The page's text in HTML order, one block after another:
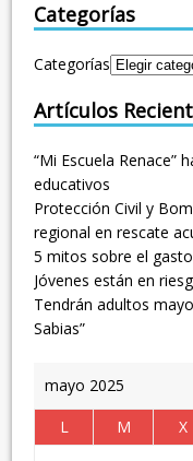
Categorías
Categorías
Artículos
“Mi Escuela Renace”
educativos
Protección Civil y
regional en rescate
5 mitos sobre el
Jóvenes están en
Tendrán adultos
Sabias”
mayo 2025
L
M X